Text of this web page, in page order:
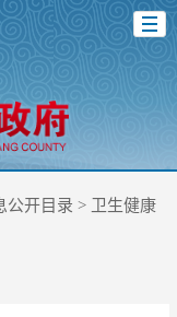
公开目录 > 卫生健康